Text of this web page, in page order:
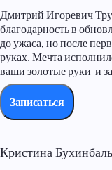
Дмитрий Игоревич
благодарность в
до ужаса, но после
руках. Мечта
ваши золотые руки и
Записаться
Кристина